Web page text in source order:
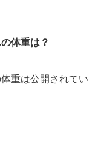
体重は？
重は公開されてい